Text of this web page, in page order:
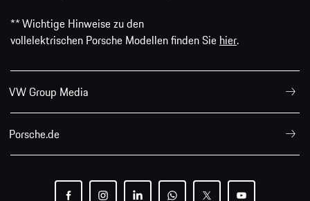
** Wichtige Hinweise zu den
vollelektrischen Porsche Modellen finden Sie hier.
VW Group Media
Porsche.de